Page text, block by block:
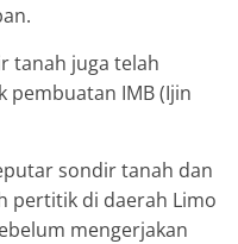
tanah juga telah
pembuatan IMB (Ijin
sondir tanah dan
pertitik di daerah Limo
mengerjakan